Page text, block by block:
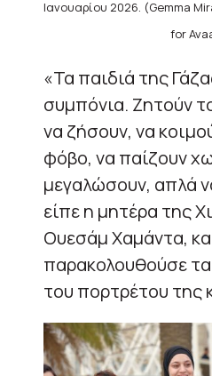
Ιανουαρίου 2026. (Gemma
for
«Τα παιδιά της
συμπόνια. Ζητούν
να ζήσουν, να
φόβο, να παίζουν
μεγαλώσουν, απλά
είπε η μητέρα της
Ουεσάμ Χαμάντα,
παρακολουθούσε
του πορτρέτου της